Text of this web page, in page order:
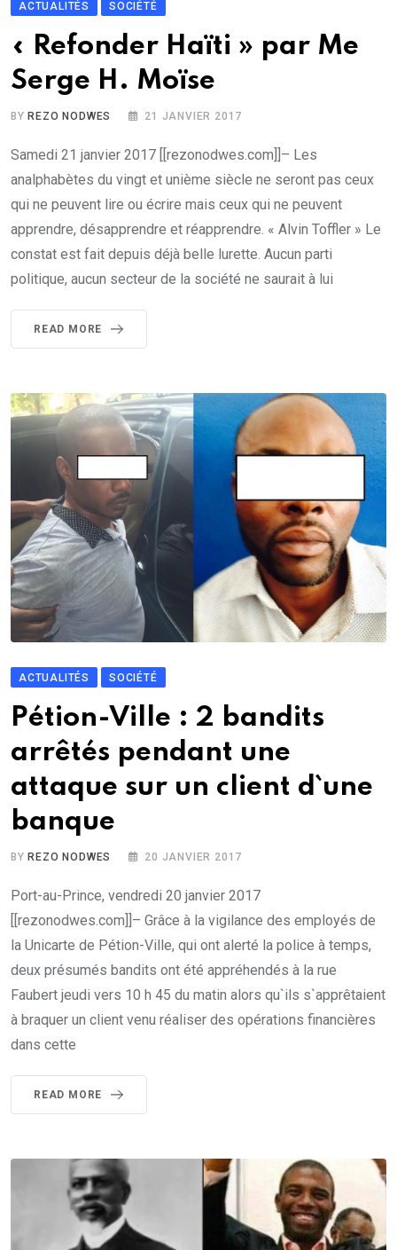
ACTUALITÉS SOCIÉTÉ
« Refonder Haïti » par Me
Serge H. Moïse
BY REZO NODWES 21 JANVIER 2017
Samedi 21 janvier 2017 [[rezonodwes.com]]– Les
analphabètes du vingt et unième siècle ne seront pas ceux
qui ne peuvent lire ou écrire mais ceux qui ne peuvent
apprendre, désapprendre et réapprendre. « Alvin Toffler » Le
constat est fait depuis déjà belle lurette. Aucun parti
politique, aucun secteur de la société ne saurait à lui
READ MORE
ACTUALITÉS SOCIÉTÉ
Pétion-Ville : 2 bandits
arrêtés pendant une
attaque sur un client d`une
banque
BY REZO NODWES 20 JANVIER 2017
Port-au-Prince, vendredi 20 janvier 2017
[[rezonodwes.com]]– Grâce à la vigilance des employés de
la Unicarte de Pétion-Ville, qui ont alerté la police à temps,
deux présumés bandits ont été appréhendés à la rue
Faubert jeudi vers 10 h 45 du matin alors qu`ils s`apprêtaient
à braquer un client venu réaliser des opérations financières
dans cette
READ MORE